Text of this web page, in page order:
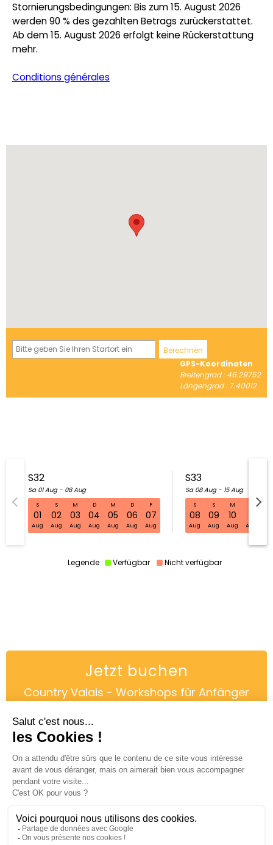
Stornierungsbedingungen: Bis zum 15. August 2026
werden 90 % des gezahlten Betrags zurückerstattet.
Ab dem 15. August 2026 erfolgt keine Rückerstattung
mehr.
Conditions générales
Berechnen
GPS-Koordinaten
Breitengrad : 46.29752
Längengrad : 7.40012
S32
Sa 01 Aug - 08 Aug
S
01
Aug
S
02
Aug
M
03
Aug
D
04
Aug
M
05
Aug
D
06
Aug
F
07
Aug
S33
Sa 08 Aug - 15 Aug
S
08
Aug
S
09
Aug
M
10
Aug Aug
S32 Sa 01 Aug - 08 Aug
Legende : Verfügbar Nicht verfügbar
Jetzt buchen
Country Valais - Workshops für Anfänger
Den :